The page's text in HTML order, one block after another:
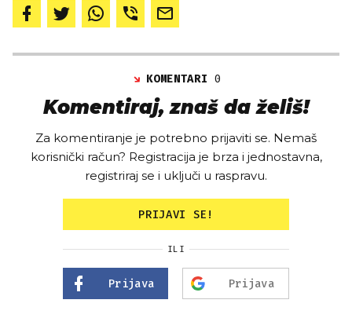
KOMENTARI0
Komentiraj, znaš da želiš!
Za komentiranje je potrebno prijaviti se. Nemaš
korisnički račun? Registracija je brza i jednostavna,
registriraj se i uključi u raspravu.
PRIJAVI SE!
ILI
Prijava Prijava